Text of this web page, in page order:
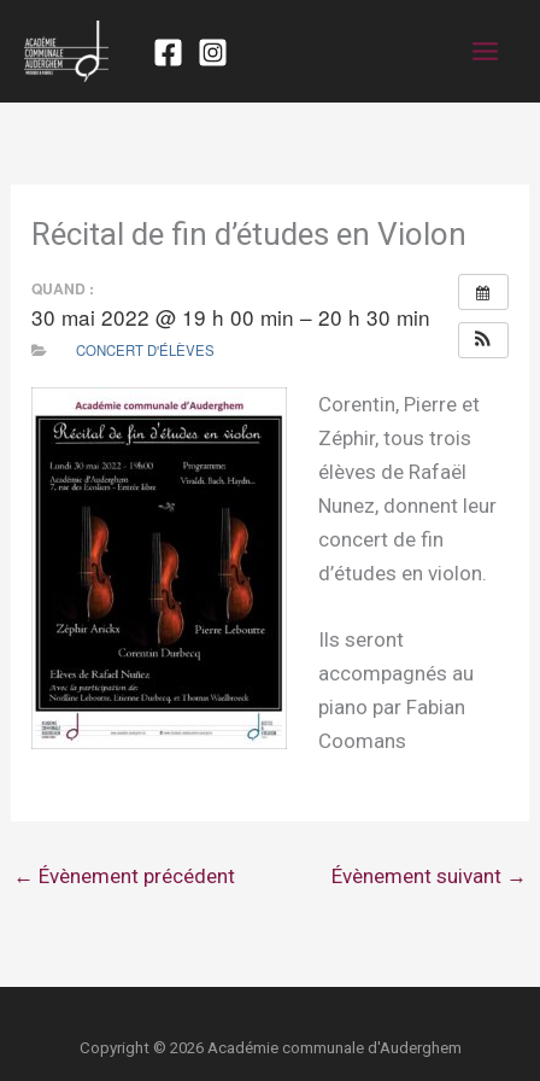
Récital de fin d’études en Violon
QUAND :
30 mai 2022 @ 19 h 00 min – 20 h 30 min
CONCERT D'ÉLÈVES
Corentin, Pierre et
Zéphir, tous trois
élèves de Rafaël
Nunez, donnent leur
concert de fin
d’études en violon.
Ils seront
accompagnés au
piano par Fabian
Coomans
← Évènement précédent Évènement suivant →
Copyright © 2026 Académie communale d'Auderghem